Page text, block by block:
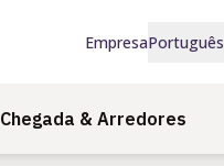
EmpresaPortuguês
Chegada & Arredores